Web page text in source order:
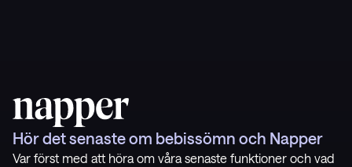
Hör det senaste om bebissömn och Napper
Var först med att höra om våra senaste funktioner och vad